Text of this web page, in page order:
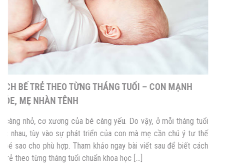
CÁCH BẾ TRẺ THEO TỪNG THÁNG TUỔI – CON MẠNH
KHỎE, MẸ NHÀN TÊNH
Bé càng nhỏ, cơ xương của bé càng yếu. Do vậy, ở mỗi tháng tuổi
khác nhau, tùy vào sự phát triển của con mà mẹ cần chú ý tư thế
bế bé sao cho phù hợp. Tham khảo ngay bài viết sau để biết cách
bế trẻ theo từng tháng tuổi chuẩn khoa học […]